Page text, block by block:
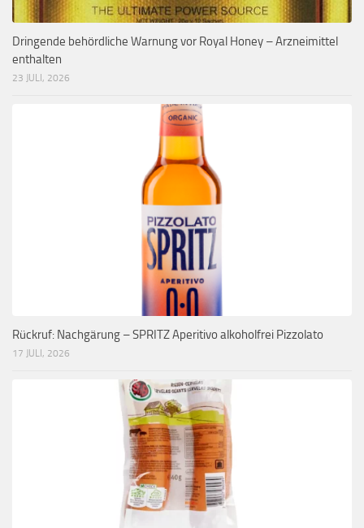
Dringende behördliche Warnung vor Royal Honey – Arzneimittel
enthalten
23 JULI, 2026
Rückruf: Nachgärung – SPRITZ Aperitivo alkoholfrei Pizzolato
17 JULI, 2026